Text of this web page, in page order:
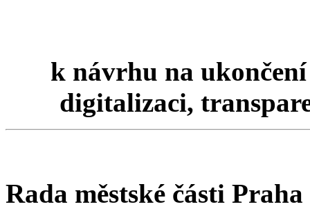
k návrhu na
digitalizaci,
Rada městské části Praha